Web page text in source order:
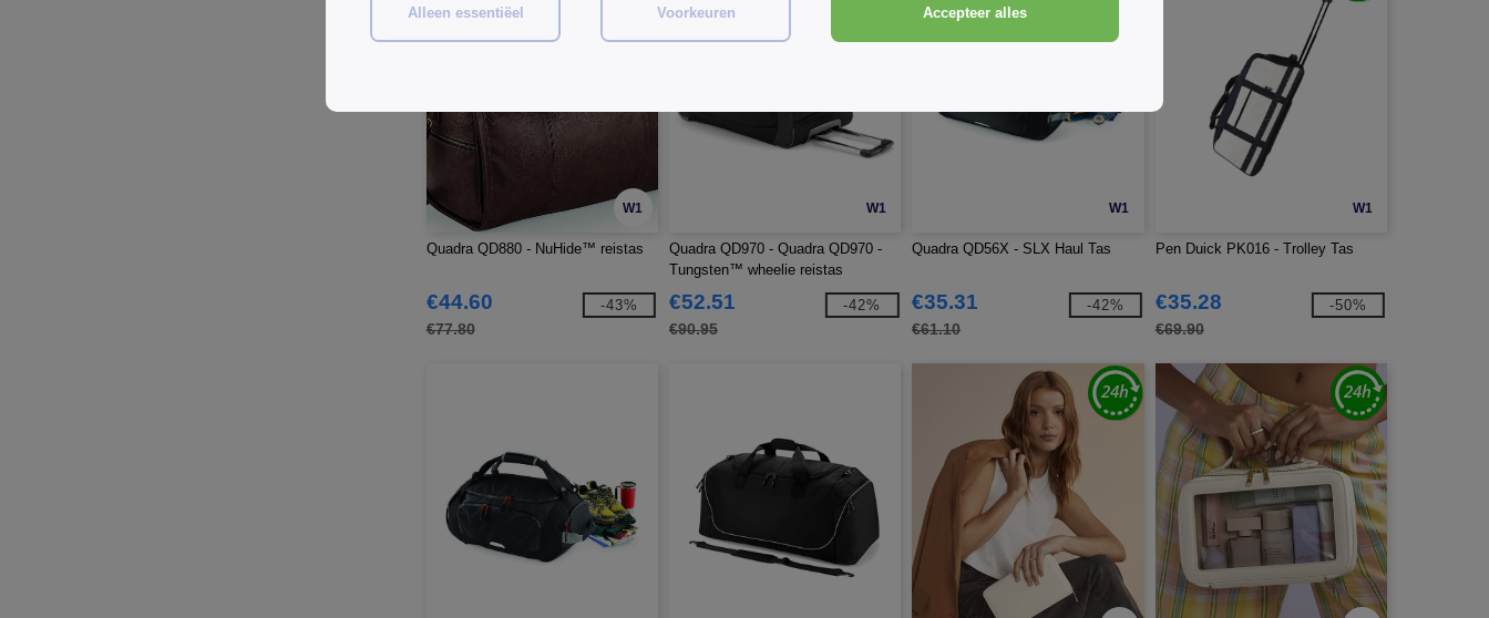
W1
Quadra QD880 - NuHide™ reistas
€44.60
€77.80
-43%
W1
Quadra QD970 - Quadra QD970 -
Tungsten™ wheelie reistas
€52.51
€90.95
-42%
W1
Quadra QD56X - SLX Haul Tas
€35.31
€61.10
-42%
W1
Pen Duick PK016 - Trolley Tas
€35.28
€69.90
-50%
Alleen essentiëel Voorkeuren Accepteer alles